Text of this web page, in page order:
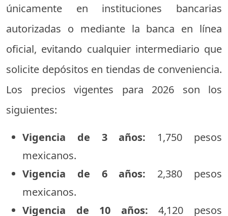
únicamente en instituciones bancarias
autorizadas o mediante la banca en línea
oficial, evitando cualquier intermediario que
solicite depósitos en tiendas de conveniencia.
Los precios vigentes para 2026 son los
siguientes:
Vigencia de 3 años: 1,750 pesos
mexicanos.
Vigencia de 6 años: 2,380 pesos
mexicanos.
Vigencia de 10 años: 4,120 pesos